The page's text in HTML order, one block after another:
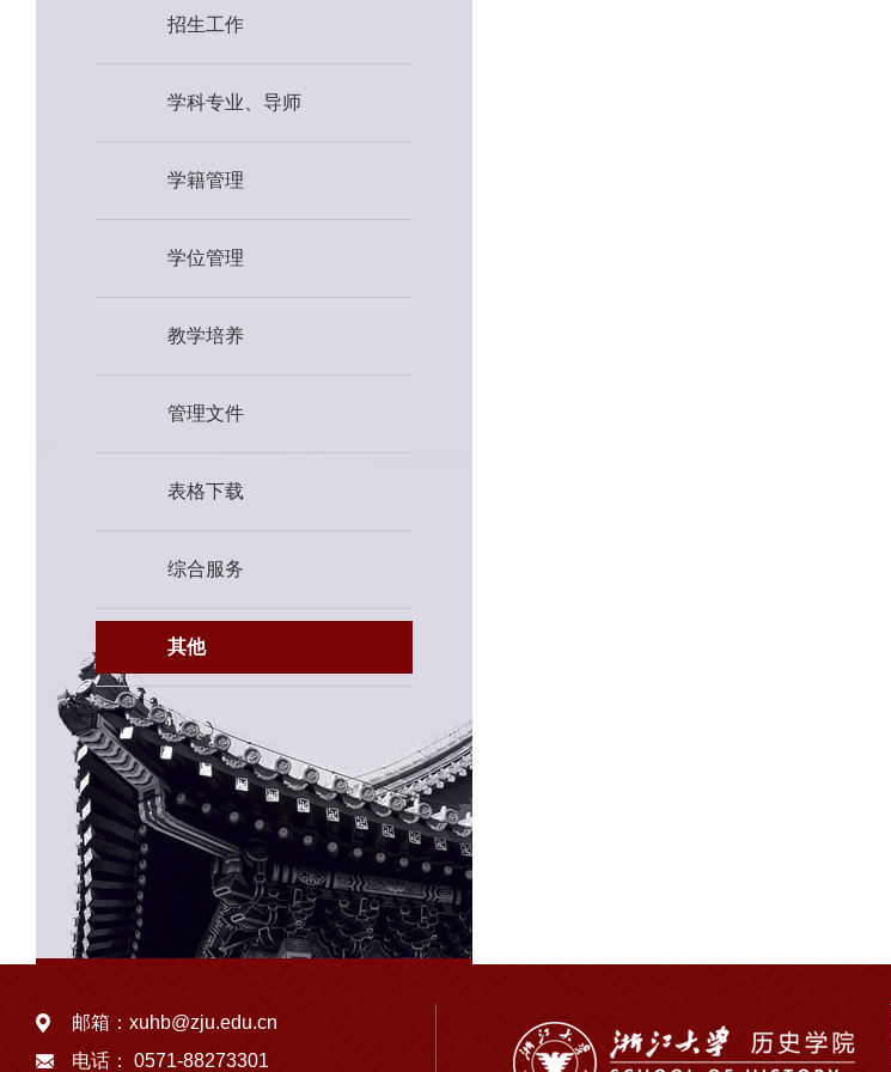
招生工作
学科专业、导师
学籍管理
学位管理
教学培养
管理文件
表格下载
综合服务
其他
邮箱： xuhb@zju.edu.cn
电话：
0571-88273301